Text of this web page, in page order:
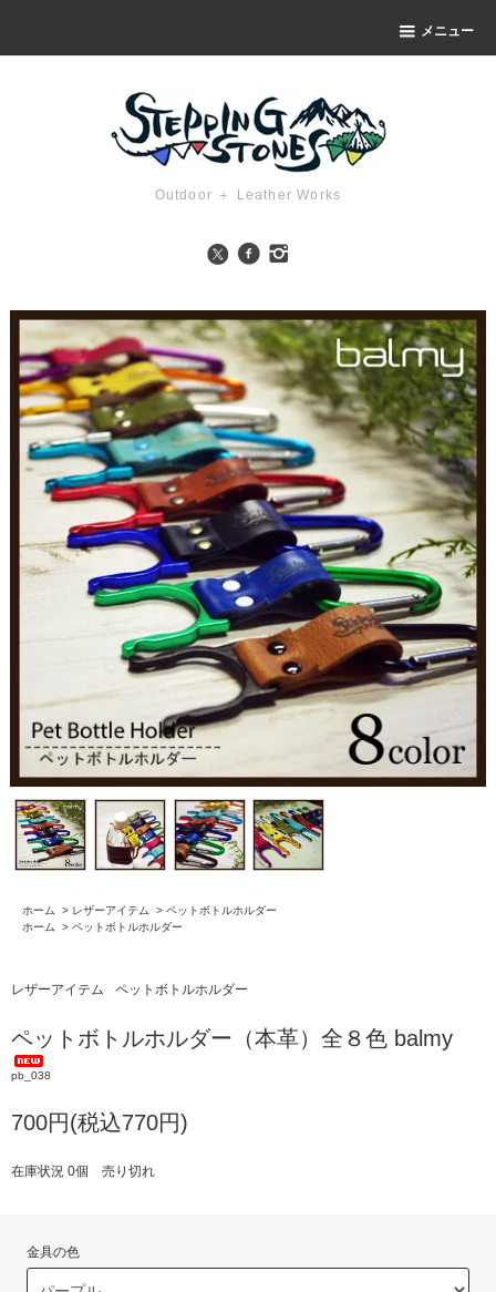
メニュー
Outdoor ＋ Leather Works
ホーム > レザーアイテム > ペットボトルホルダー
ホーム
> ペットボトルホルダー
レザーアイテム ペットボトルホルダー
ペットボトルホルダー（本革）全８色 balmy
pb_038
700円(税込770円)
在庫状況 0個 売り切れ
金具の色